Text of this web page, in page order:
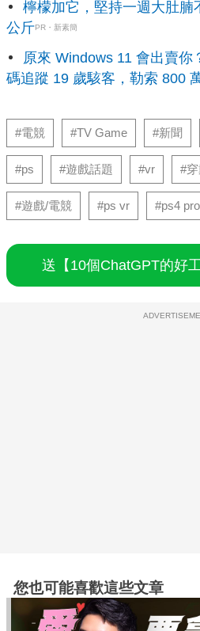
檸檬加它，堅持一週大肚腩
公斤PR・新素簡
原來 Windows 11 會出賣你
碼追蹤 19 歲駭客，勒索 800
#電競 #TV Game #新聞
#ps #遊戲話題 #vr #
#遊戲/電競 #ps vr #ps4 pro
送【10個ChatGPT的好
您也可能喜歡這些文章